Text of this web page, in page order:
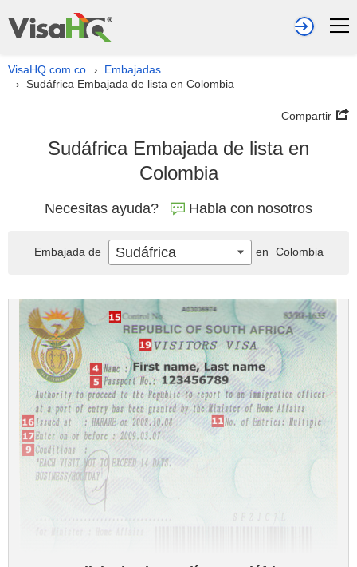
VisaHQ.com.co › Embajadas
› Sudáfrica Embajada de lista en Colombia
Compartir
Sudáfrica Embajada de lista en
Colombia
Necesitas ayuda? Habla con nosotros
Embajada de Sudáfrica en Colombia